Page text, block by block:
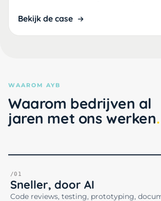
Bekijk de case
WAAROM AYB
Waarom bedrijven al
jaren met ons werken
/01
Sneller, door AI
Code reviews, testing, prototyping,